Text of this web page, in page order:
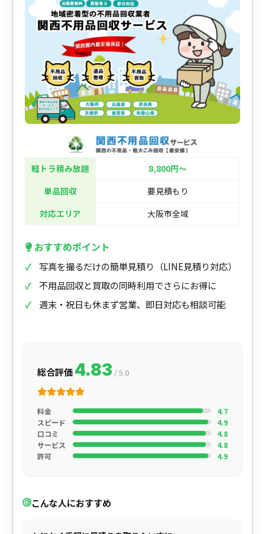
軽トラ積み放題
8,800円〜
単品回収
要見積もり
対応エリア
大阪市全域
おすすめポイント
写真を撮るだけの簡単見積り（LINE見積り対応）
不用品回収と買取の同時利用でさらにお得に
週末・祝日も休まず営業、即日対応も相談可能
総合評価4.83 / 5.0
料金
4.7
スピード
4.9
口コミ
4.8
サービス
4.8
許可
4.9
こんな人におすすめ